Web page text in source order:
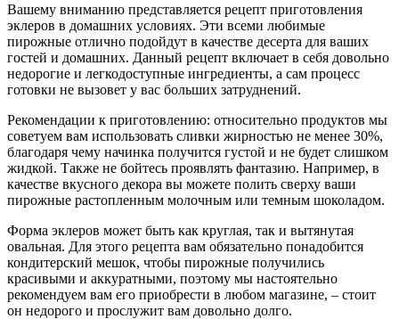
Вашему вниманию представляется рецепт приготовления
эклеров в домашних условиях. Эти всеми любимые
пирожные отлично подойдут в качестве десерта для ваших
гостей и домашних. Данный рецепт включает в себя довольно
недорогие и легкодоступные ингредиенты, а сам процесс
готовки не вызовет у вас больших затруднений.
Рекомендации к приготовлению: относительно продуктов мы
советуем вам использовать сливки жирностью не менее 30%,
благодаря чему начинка получится густой и не будет слишком
жидкой. Также не бойтесь проявлять фантазию. Например, в
качестве вкусного декора вы можете полить сверху ваши
пирожные растопленным молочным или темным шоколадом.
Форма эклеров может быть как круглая, так и вытянутая
овальная. Для этого рецепта вам обязательно понадобится
кондитерский мешок, чтобы пирожные получились
красивыми и аккуратными, поэтому мы настоятельно
рекомендуем вам его приобрести в любом магазине, – стоит
он недорого и прослужит вам довольно долго.